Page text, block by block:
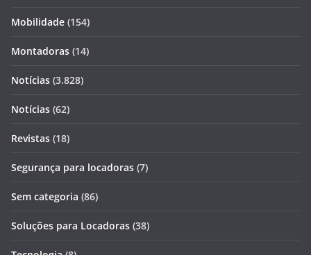
Mobilidade (154)
Montadoras (14)
Notícias (3.828)
Notícias (62)
Revistas (18)
Segurança para locadoras (7)
Sem categoria (86)
Soluções para Locadoras (38)